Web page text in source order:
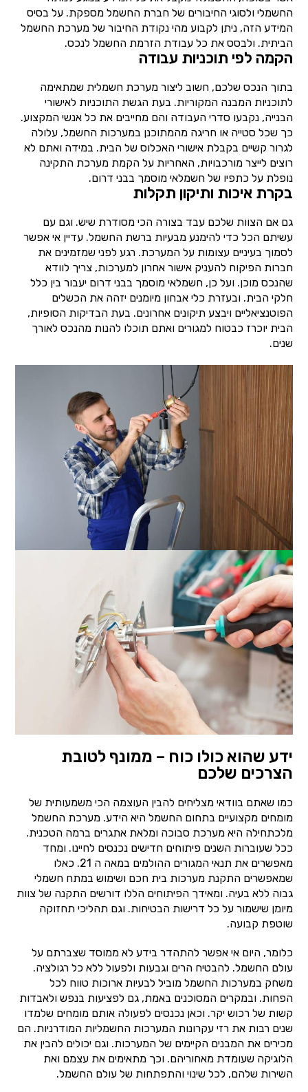
החשמלי ולסוגי החיבורים של חברת החשמל מספקת. על בסיס
המידע הזה, ניתן לקבוע מהי נקודת החיבור של מערכת החשמל
הביתית. ולבסס את כל עבודת הזרמת החשמל לנכס.
הקמה לפי תוכניות עבודה
בתוך הנכס שלכם, חשוב ליצור מערכת חשמלית שמתאימה
לתוכניות המבנה המקוריות. בעת הגשת התוכניות לאישורי
הבנייה, נקבעו סדרי העבודה והם מחייבים את כל אנשי המקצוע.
כך שכל סטייה או חריגה מהמתוכנן במערכות החשמל, עלולה
לגרור קשיים בקבלת אישורי האכלוס של הבית. במידה ואתם לא
רוצים לייצר מורכבויות, האחריות על הקמת מערכת התקינה
נופלת על כתפיו של חשמלאי מוסמך בבני דרום.
בקרת איכות ותיקון תקלות
גם אם הצוות שלכם עבד בצורה הכי מסודרת שיש. וגם עם
עשיתם הכל כדי להימנע מבעיות ברשת החשמל. עדיין אי אפשר
לסמוך בעיניים עצומות על המערכת. רגע לפני שמזמינים את
חברות הפיקוח להעניק אישור אחרון למערכות, צריך לוודא
שהנכס מוכן. ועל כן, חשמלאי מוסמך בבני דרום יעבור בין כלל
חלקי הבית. ובעזרת כלי אבחון מיומנים יזהה את הכשלים
הפוטנציאליים ויבצע תיקונים אחרונים. בעת הבדיקות הסופיות,
הבית יוכרז כבטוח למגורים ואתם תוכלו להנות מהנכס לאורך
שנים.
ידע שהוא כולו כוח – ממונף לטובת
הצרכים שלכם
כמו שאתם בוודאי מצליחים להבין העוצמה הכי משמעותית של
מומחים מקצועיים בתחום החשמל היא הידע. מערכת החשמל
מלכתחילה היא מערכת סבוכה ומלאת אתגרים ברמה הטכנית.
ככל שעוברות השנים פיתוחים חדישים נכנסים לחיינו. ומחד
מאפשרים את תנאי המגורים ההולמים במאה ה 21. כאלו
שמאפשרים התקנת מערכות בית חכם ושימוש במתח חשמלי
גבוה ללא בעיה. ומאידך הפיתוחים הללו דורשים התקנה של צוות
מיומן שישמור על כל דרישות הבטיחות. וגם תהליכי תחזוקה
שוטפת קבועה.
כלומר, היום אי אפשר להתהדר בידע לא ממוסד שצברתם על
עולם החשמל. להבטיח הרים וגבעות ולפעול ללא כל רגולציה.
משחק במערכות החשמל מוביל לבעיות ארוכות טווח לכל
הפחות. ובמקרים המסוכנים באמת, גם לפציעות בנפש ולאבדות
קשות של רכוש יקר. וכאן נכנסים לפעולה אותם מומחים שלמדו
שנים רבות את רזי עקרונות המערכות החשמליות המודרניות. הם
מכירים את המבנים הקיימים של המערכות. וגם יכולים להבין את
הלוגיקה שעומדת מאחוריהם. וכך מתאימים את עצמם ואת
השירות שלהם, לכל שינוי והתפתחות של עולם החשמל.